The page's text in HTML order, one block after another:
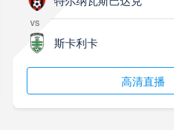
标签
比赛录像
05月22日 水晶宫vs狼队 全场录像
vs
斯卡利卡
高清直播